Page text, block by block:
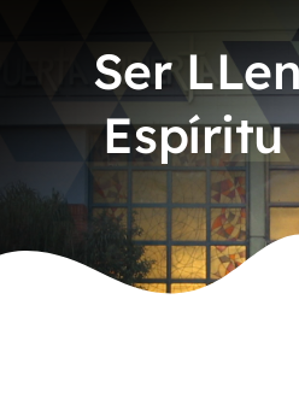
Ser
Espíritu